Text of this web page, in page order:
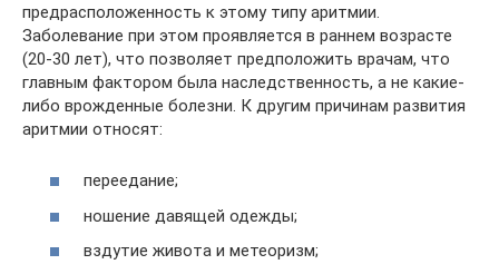
предрасположенность к этому типу аритмии.
Заболевание при этом проявляется в раннем возрасте
(20-30 лет), что позволяет предположить врачам, что
главным фактором была наследственность, а не какие-
либо врожденные болезни. К другим причинам развития
аритмии относят:
переедание;
ношение давящей одежды;
вздутие живота и метеоризм;